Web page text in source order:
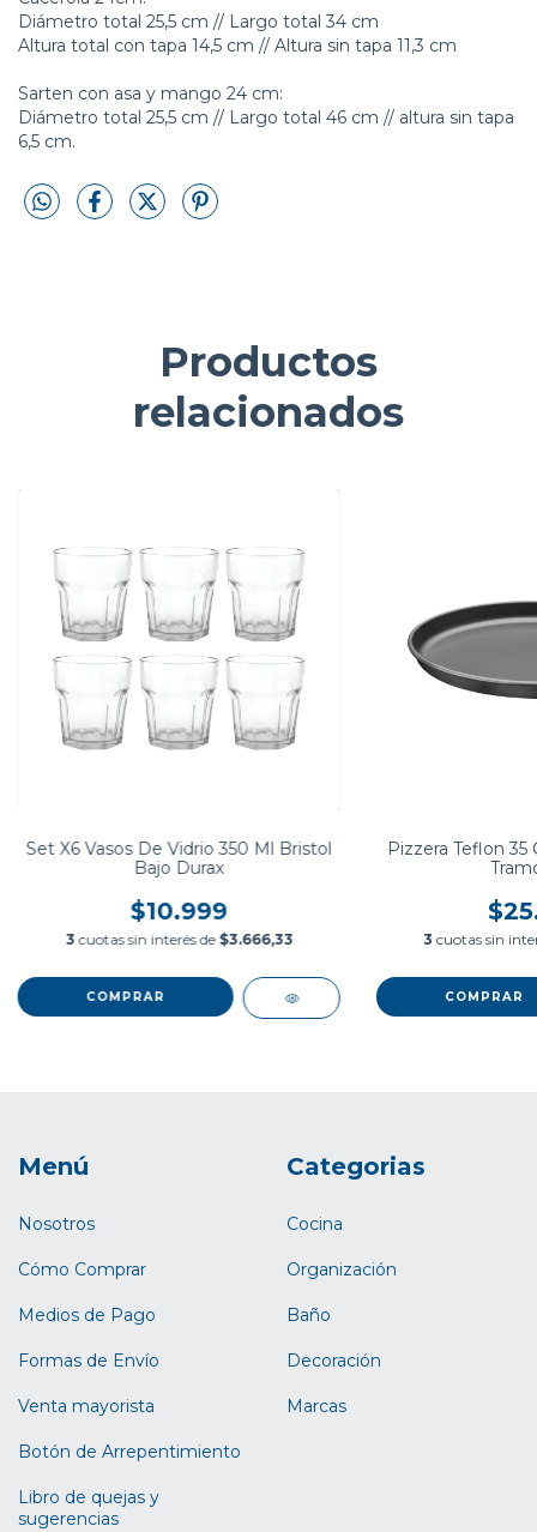
Diámetro total 25,5 cm // Largo total 34 cm
Altura total con tapa 14,5 cm // Altura sin tapa 11,3 cm
Sarten con asa y mango 24 cm:
Diámetro total 25,5 cm // Largo total 46 cm // altura sin tapa
6,5 cm.
Productos
relacionados
Set X6 Vasos De Vidrio 350 Ml Bristol
Bajo Durax
$10.999
3 cuotas sin interés de $3.666,33
Pizzera Teflon
3 cuotas sin
Menú
Nosotros
Cómo Comprar
Medios de Pago
Formas de Envío
Venta mayorista
Botón de Arrepentimiento
Libro de quejas y
sugerencias
Categorias
Cocina
Organización
Baño
Decoración
Marcas